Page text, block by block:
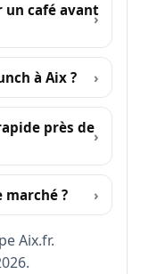
un café avant
à Aix ?
près de
marché ?
Aix.fr.